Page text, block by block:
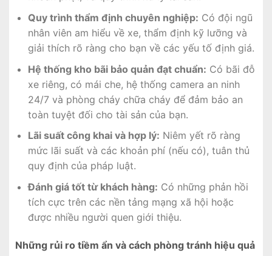
Quy trình thẩm định chuyên nghiệp: Có đội ngũ
nhân viên am hiểu về xe, thẩm định kỹ lưỡng và
giải thích rõ ràng cho bạn về các yếu tố định giá.
Hệ thống kho bãi bảo quản đạt chuẩn: Có bãi đỗ
xe riêng, có mái che, hệ thống camera an ninh
24/7 và phòng cháy chữa cháy để đảm bảo an
toàn tuyệt đối cho tài sản của bạn.
Lãi suất công khai và hợp lý: Niêm yết rõ ràng
mức lãi suất và các khoản phí (nếu có), tuân thủ
quy định của pháp luật.
Đánh giá tốt từ khách hàng: Có những phản hồi
tích cực trên các nền tảng mạng xã hội hoặc
được nhiều người quen giới thiệu.
Những rủi ro tiềm ẩn và cách phòng tránh hiệu quả